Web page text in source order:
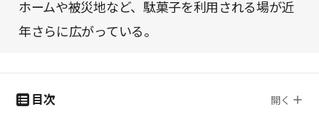
ホームや被災地など、駄菓子を利用される場が近
年さらに広がっている。
目次 開く